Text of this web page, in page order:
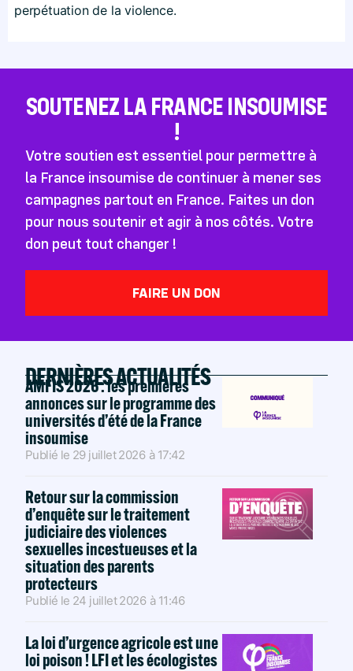
perpétuation de la violence.
SOUTENEZ LA FRANCE INSOUMISE
!
Votre soutien est essentiel pour permettre à
la France insoumise de continuer à mener ses
campagnes partout en France. Faites un don
pour nous soutenir et agir à nos côtés. Votre
don peut tout changer !
FAIRE UN DON
DERNIÈRES ACTUALITÉS
AMFIS 2026 : les premières
annonces sur le programme des
universités d’été de la France
insoumise
Publié le 29 juillet 2026 à 17:42
Retour sur la commission
d’enquête sur le traitement
judiciaire des violences
sexuelles incestueuses et la
situation des parents
protecteurs
Publié le 24 juillet 2026 à 11:46
La loi d’urgence agricole est une
loi poison ! LFI et les écologistes